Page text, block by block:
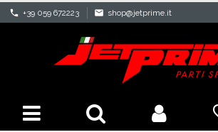
phone +39 059 672223 mail shop@jetprime.it